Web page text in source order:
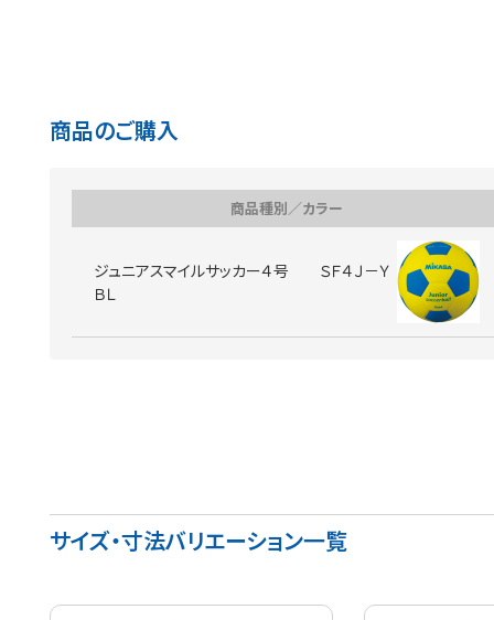
商品のご購入
商品種別／カラー
ジュニアスマイルサッカー４号 ＳＦ４Ｊ－Ｙ
ＢＬ
サイズ・寸法バリエーション一覧